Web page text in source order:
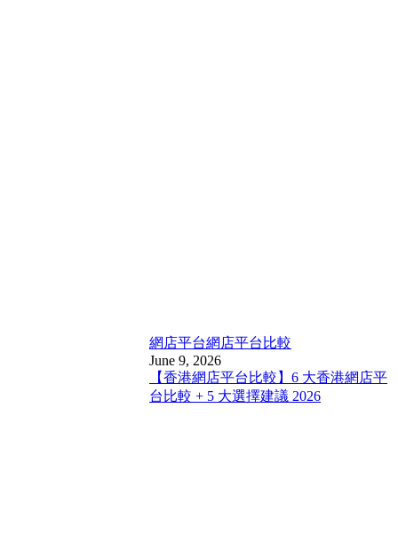
網店平台網店平台比較
June 9, 2026
【香港網店平台比較】6 大香港網店平
台比較 + 5 大選擇建議 2026